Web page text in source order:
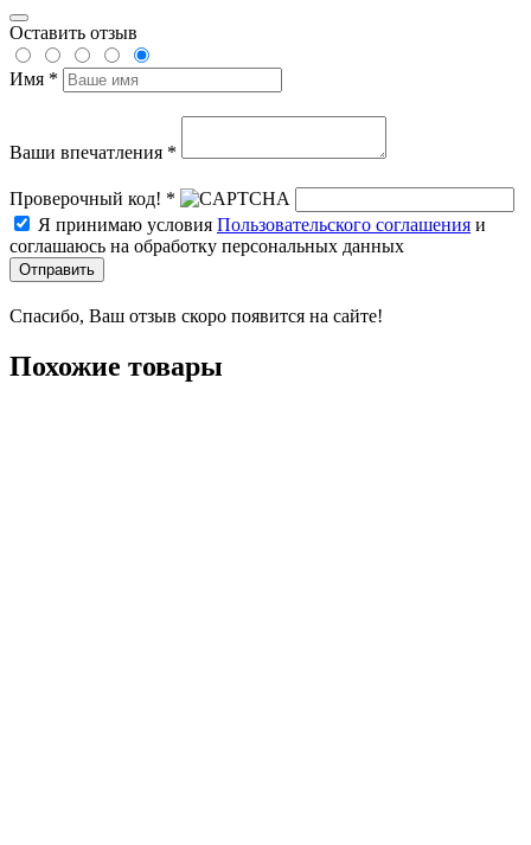
Оставить отзыв
Имя *
Ваши впечатления *
Проверочный код! *
Я принимаю условия Пользовательского соглашения и
соглашаюсь на обработку персональных данных
Отправить
Спасибо, Ваш отзыв скоро появится на сайте!
Похожие товары